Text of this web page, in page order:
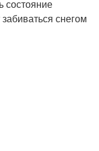
состояние
снегом